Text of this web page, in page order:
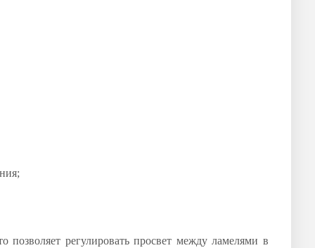
позволяет регулировать просвет между ламелями в